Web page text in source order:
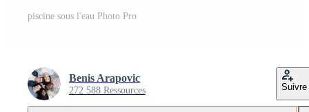
piscine sous l'eau Photo Pro
Benis Arapovic
272 588 Ressources Suivre